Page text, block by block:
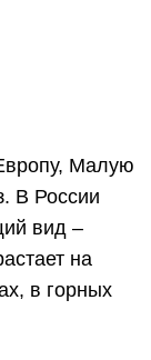
Малую
В России
вид –
на
в горных